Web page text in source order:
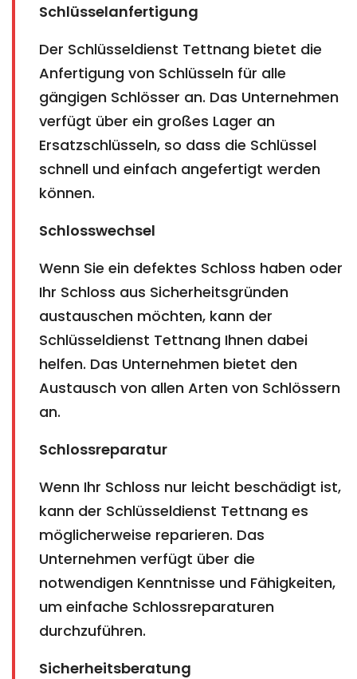
Schlüsselanfertigung
Der Schlüsseldienst Tettnang bietet die
Anfertigung von Schlüsseln für alle
gängigen Schlösser an. Das Unternehmen
verfügt über ein großes Lager an
Ersatzschlüsseln, so dass die Schlüssel
schnell und einfach angefertigt werden
können.
Schlosswechsel
Wenn Sie ein defektes Schloss haben oder
Ihr Schloss aus Sicherheitsgründen
austauschen möchten, kann der
Schlüsseldienst Tettnang Ihnen dabei
helfen. Das Unternehmen bietet den
Austausch von allen Arten von Schlössern
an.
Schlossreparatur
Wenn Ihr Schloss nur leicht beschädigt ist,
kann der Schlüsseldienst Tettnang es
möglicherweise reparieren. Das
Unternehmen verfügt über die
notwendigen Kenntnisse und Fähigkeiten,
um einfache Schlossreparaturen
durchzuführen.
Sicherheitsberatung